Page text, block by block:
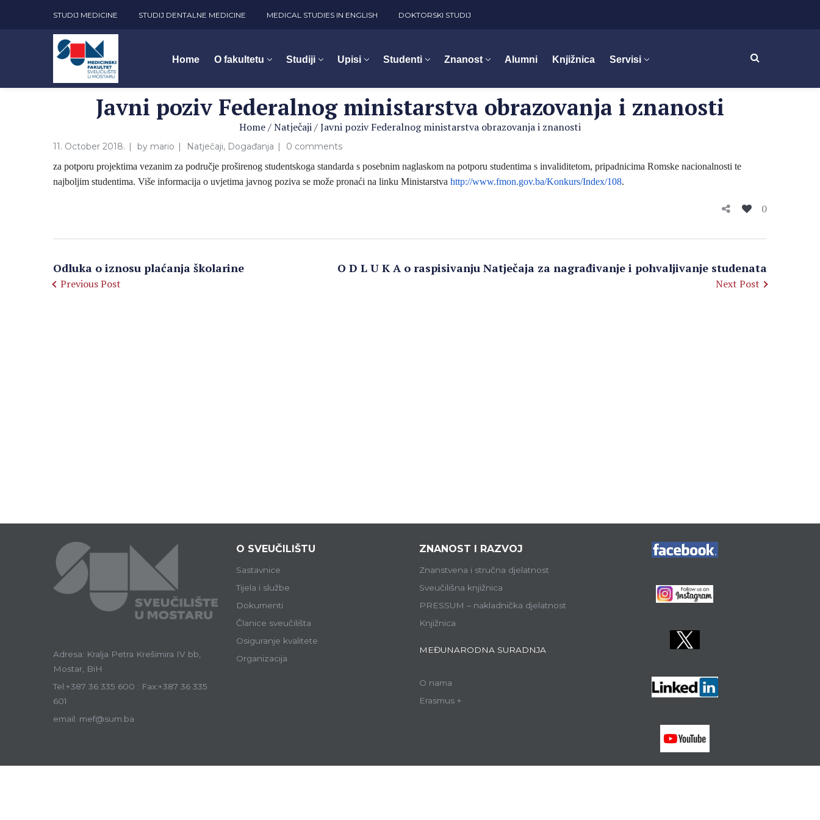
STUDIJ MEDICINE STUDIJ DENTALNE MEDICINE MEDICAL STUDIES IN ENGLISH DOKTORSKI STUDIJ
Home O fakultetu Studiji Upisi Studenti Znanost Alumni Knjižnica Servisi
Javni poziv Federalnog ministarstva obrazovanja i znanosti
Home/Natječaji/Javni poziv Federalnog ministarstva obrazovanja i znanosti
11. October 2018. by mario Natječaji, Događanja 0 comments
za potporu projektima vezanim za područje proširenog studentskoga standarda s posebnim naglaskom na potporu studentima s invaliditetom, pripadnicima Romske nacionalnosti te
najboljim studentima. Više informacija o uvjetima javnog poziva se može pronaći na linku Ministarstva http://www.fmon.gov.ba/Konkurs/Index/108.
0
Odluka o iznosu plaćanja školarine
Previous Post
O D L U K A o raspisivanju Natječaja za nagrađivanje i pohvaljivanje studenata
Next Post
Adresa: Kralja Petra Krešimira IV bb,
Mostar, BiH
Tel:+387 36 335 600 : Fax:+387 36 335
601
email: mef@sum.ba
O SVEUČILIŠTU
Sastavnice
Tijela i službe
Dokumenti
Članice sveučilišta
Osiguranje kvalitete
Organizacija
ZNANOST I RAZVOJ
Znanstvena i stručna djelatnost
Sveučilišna knjižnica
PRESSUM – nakladnička djelatnost
Knjižnica
MEĐUNARODNA SURADNJA
O nama
Erasmus +